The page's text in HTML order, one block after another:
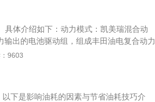
量及负重，驾驶员的驾驶技术，是否有开
期等因素都会影响到汽车的油耗。相同条
况下，自动挡汽车的油耗会稍高于手动
具体介绍如下：动力模式：凯美瑞混合动
出的电池驱动组，组成丰田油电复合动力
自动调节油电混合的比例。外观方面：凯
栅式样，后尾灯等细节加以区分，混动版
9603
下是影响油耗的因素与节省油耗技巧介